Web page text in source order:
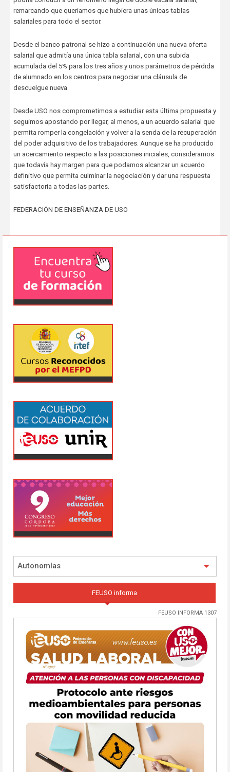
remarcando que queríamos que hubiera unas únicas tablas
salariales para todo el sector.
Desde el banco patronal se hizo a continuación una nueva oferta
salarial que admitía una única tabla salarial, con una subida
acumulada del 5% para los tres años y unos parámetros de pérdida
de alumnado en los centros para negociar una cláusula de
descuelgue nueva.
Desde USO nos comprometimos a estudiar esta última propuesta y
seguimos apostando por llegar, al menos, a un acuerdo salarial que
permita romper la congelación y volver a la senda de la recuperación
del poder adquisitivo de los trabajadores. Aunque se ha producido
un acercamiento respecto a las posiciones iniciales, consideramos
que todavía hay margen para que podamos alcanzar un acuerdo
definitivo que permita culminar la negociación y dar una respuesta
satisfactoria a todas las partes.
FEDERACIÓN DE ENSEÑANZA DE USO
Autonomías
FEUSO informa
FEUSO INFORMA 1307